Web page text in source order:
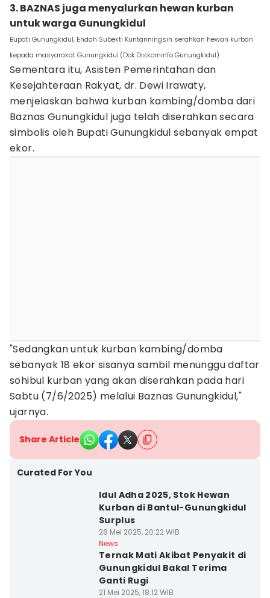
3. BAZNAS juga menyalurkan hewan kurban
untuk warga Gunungkidul
Bupati Gunungkidul, Endah Subekti Kuntariningsih serahkan hewan kurban
kepada masyarakat Gunungkidul.(Dok.Diskominfo Gunungkidul)
Sementara itu, Asisten Pemerintahan dan
Kesejahteraan Rakyat, dr. Dewi Irawaty,
menjelaskan bahwa kurban kambing/domba dari
Baznas Gunungkidul juga telah diserahkan secara
simbolis oleh Bupati Gunungkidul sebanyak empat
ekor.
"Sedangkan untuk kurban kambing/domba
sebanyak 18 ekor sisanya sambil menunggu daftar
sohibul kurban yang akan diserahkan pada hari
Sabtu (7/6/2025) melalui Baznas Gunungkidul,"
ujarnya.
Share Article
Curated For You
Idul Adha 2025, Stok Hewan
Kurban di Bantul-Gunungkidul
Surplus
26 Mei 2025, 20:22 WIB
News
Ternak Mati Akibat Penyakit di
Gunungkidul Bakal Terima
Ganti Rugi
21 Mei 2025, 18:12 WIB